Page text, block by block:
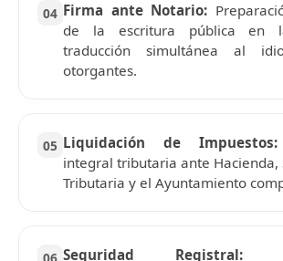
04 Firma ante Notario:
de la escritura pública en
traducción simultánea al
otorgantes.
05 Liquidación de Impuestos:
integral tributaria ante Hacienda,
Tributaria y el Ayuntamiento
06 Seguridad Registral: